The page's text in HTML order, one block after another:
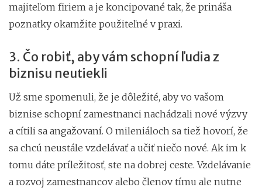
majiteľom firiem a je koncipované tak, že prináša
poznatky okamžite použiteľné v praxi.
3. Čo robiť, aby vám schopní ľudia z
biznisu neutiekli
Už sme spomenuli, že je dôležité, aby vo vašom
biznise schopní zamestnanci nachádzali nové výzvy
a cítili sa angažovaní. O mileniáloch sa tiež hovorí, že
sa chcú neustále vzdelávať a učiť niečo nové. Ak im k
tomu dáte príležitosť, ste na dobrej ceste. Vzdelávanie
a rozvoj zamestnancov alebo členov tímu ale nutne